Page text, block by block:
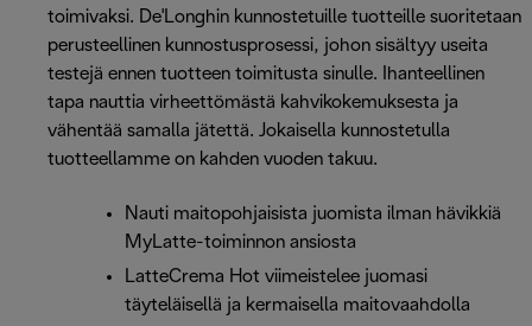
toimivaksi. De'Longhin kunnostetuille tuotteille suoritetaan
perusteellinen kunnostusprosessi, johon sisältyy useita
testejä ennen tuotteen toimitusta sinulle. Ihanteellinen
tapa nauttia virheettömästä kahvikokemuksesta ja
vähentää samalla jätettä. Jokaisella kunnostetulla
tuotteellamme on kahden vuoden takuu.
Nauti maitopohjaisista juomista ilman hävikkiä
MyLatte-toiminnon ansiosta
LatteCrema Hot viimeistelee juomasi
täyteläisellä ja kermaisella maitovaahdolla